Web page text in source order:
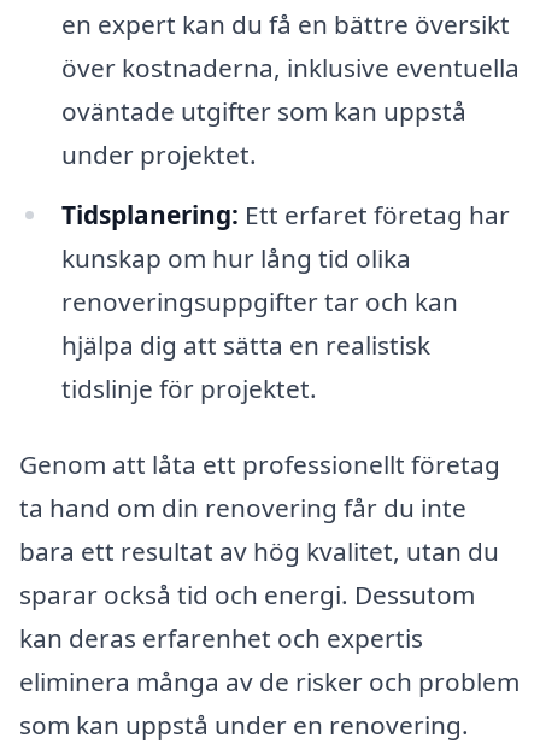
en expert kan du få en bättre översikt
över kostnaderna, inklusive eventuella
oväntade utgifter som kan uppstå
under projektet.
Tidsplanering: Ett erfaret företag har
kunskap om hur lång tid olika
renoveringsuppgifter tar och kan
hjälpa dig att sätta en realistisk
tidslinje för projektet.
Genom att låta ett professionellt företag
ta hand om din renovering får du inte
bara ett resultat av hög kvalitet, utan du
sparar också tid och energi. Dessutom
kan deras erfarenhet och expertis
eliminera många av de risker och problem
som kan uppstå under en renovering.